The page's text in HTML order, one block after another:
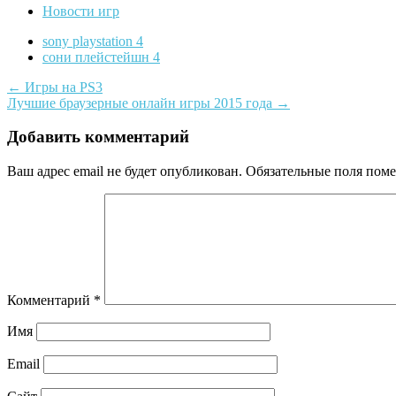
Новости игр
sony playstation 4
сони плейстейшн 4
Навигация
по
записям
← Игры на PS3
Лучшие браузерные онлайн игры 2015 года →
Добавить комментарий
Ваш адрес email не будет опубликован. Обязательные поля
Комментарий *
Имя
Email